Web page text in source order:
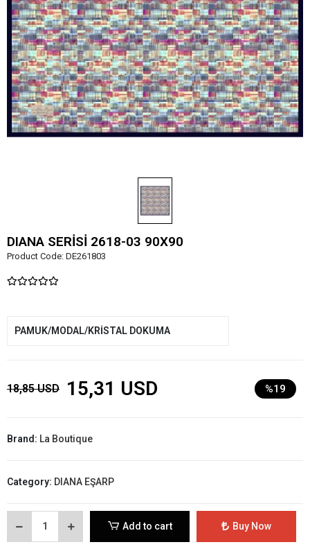
DIANA SERİSİ 2618-03 90X90
Product Code: DE261803
PAMUK/MODAL/KRİSTAL DOKUMA
18,85 USD 15,31 USD %19
Brand: La Boutique
Category: DIANA EŞARP
Add to cart Buy Now